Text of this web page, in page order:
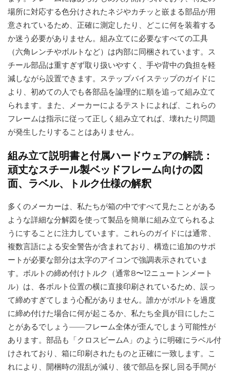
場所に対応する色分けされたネジやカチッと嵌まる部品が用
意されているため、正確に測定したり、どこに何を装着する
か迷う必要がありません。組み立てに必要なすべての工具
（六角レンチやボルトなど）は内部に同梱されています。ス
チール部品は重すぎず取り扱いやすく、手や背中の負担を軽
減しながら設置できます。ステップバイステップのガイドに
より、初めての人でも各部品を論理的に順を追って組み立て
られます。また、メーカーによるテストによれば、これらの
フレームは指示に従って正しく組み立てれば、壊れたり問題
が発生したりすることはありません。
組み立て説明書と付属ハードウェアの解読：
頑丈なスチール製ベッドフレーム向けの図
面、ラベル、トルク仕様の解釈
多くのメーカーは、私たちが箱の中ですべて見たことがある
ような詳細な分解図を使って製品を簡単に組み立てられるよ
うにすることに注力しています。これらのガイドには通常、
複数言語による安全警告が含まれており、構造に追加のサポ
ートが必要な部分は太字のアイコンで強調表示されていま
す。ボルトの締め付けトルク（通常8〜12ニュートンメート
ル）は、各ボルト位置の横に直接印刷されているため、誤っ
て締めすぎてしまう心配がありません。誰かがボルトを過度
に締め付けた場合に何が起こるか、私たち全員が目にしたこ
とがあるでしょう——フレーム全体が歪んでしまう可能性が
あります。部品も「クロスビームA」のように明確にラベル付
けされており、箱に印刷されたものと正確に一致します。こ
れにより、開梱時の混乱が減り、後で部品を探し回る手間が